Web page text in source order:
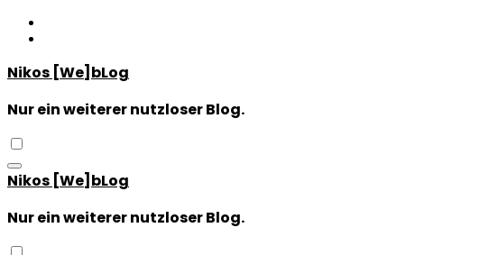
Zum
Inhalt
Nikos [We]bLog
Nur ein weiterer nutzloser Blog.
Nikos [We]bLog
Nur ein weiterer nutzloser Blog.